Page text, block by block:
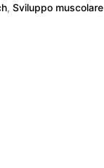
,Sviluppo muscolare